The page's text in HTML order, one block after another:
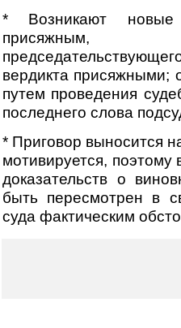
* Возникают новые
присяжным,
вердикта присяжными;
путем проведения
последнего слова
* Приговор выносится
мотивируется, поэтому
доказательств о
быть пересмотрен в
суда фактическим